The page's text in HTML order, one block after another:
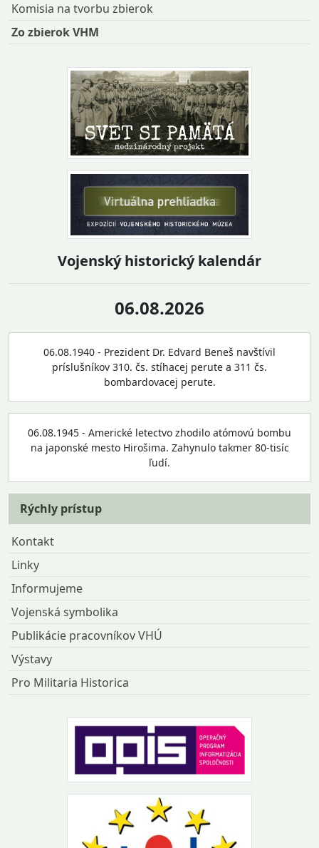
Komisia na tvorbu zbierok
Zo zbierok VHM
Vojenský historický kalendár
06.08.2026
06.08.1940 - Prezident Dr. Edvard Beneš navštívil
príslušníkov 310. čs. stíhacej perute a 311 čs.
bombardovacej perute.
06.08.1945 - Americké letectvo zhodilo atómovú bombu
na japonské mesto Hirošima. Zahynulo takmer 80-tisíc
ľudí.
Rýchly prístup
Kontakt
Linky
Informujeme
Vojenská symbolika
Publikácie pracovníkov VHÚ
Výstavy
Pro Militaria Historica